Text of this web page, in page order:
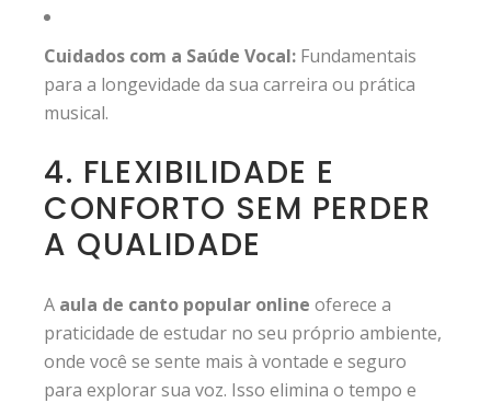
Cuidados com a Saúde Vocal: Fundamentais
para a longevidade da sua carreira ou prática
musical.
4. FLEXIBILIDADE E
CONFORTO SEM PERDER
A QUALIDADE
A aula de canto popular online oferece a
praticidade de estudar no seu próprio ambiente,
onde você se sente mais à vontade e seguro
para explorar sua voz. Isso elimina o tempo e